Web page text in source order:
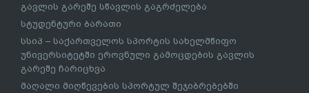
გავლის გარეშე სწავლის გაგრძელება
სტუდენტური ბარათი
სსიპ – საქართველოს სპორტის სახელმწიფო
უნივერსიტეტში ეროვნული გამოცდების გავლის
გარეშე ჩარიცხვა
მაღალი მიღწევების სპორტულ შეჯიბრებებში